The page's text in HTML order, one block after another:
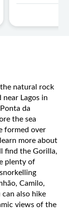
natural rock
Lagos in
da
the sea
formed over
more about
find the Gorilla,
plenty of
Camilo,
can also hike
views of the